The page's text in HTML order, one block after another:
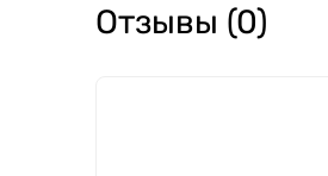
Отзывы (0)